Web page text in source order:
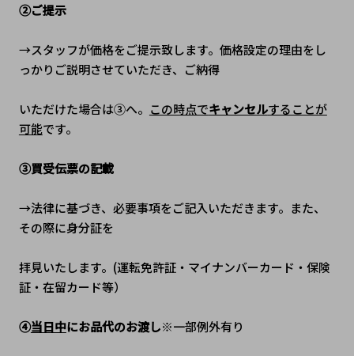
②ご提示
→スタッフが価格をご提示致します。価格設定の理由をし
っかりご説明させていただき、ご納得
いただけた場合は③へ。 この時点でキャンセルすることが
可能です。
③買受伝票の記載
→法律に基づき、必要事項をご記入いただきます。また、
その際に身分証を
拝見いたします。(運転免許証・マイナンバーカード・保険
証・在留カード等）
④当日中にお品代のお渡し※一部例外有り